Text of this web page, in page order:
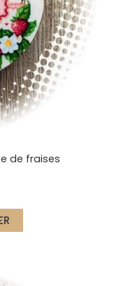
de fraises